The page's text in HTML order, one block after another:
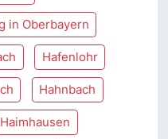
in Oberbayern
Hafenlohr
Hahnbach
Haimhausen